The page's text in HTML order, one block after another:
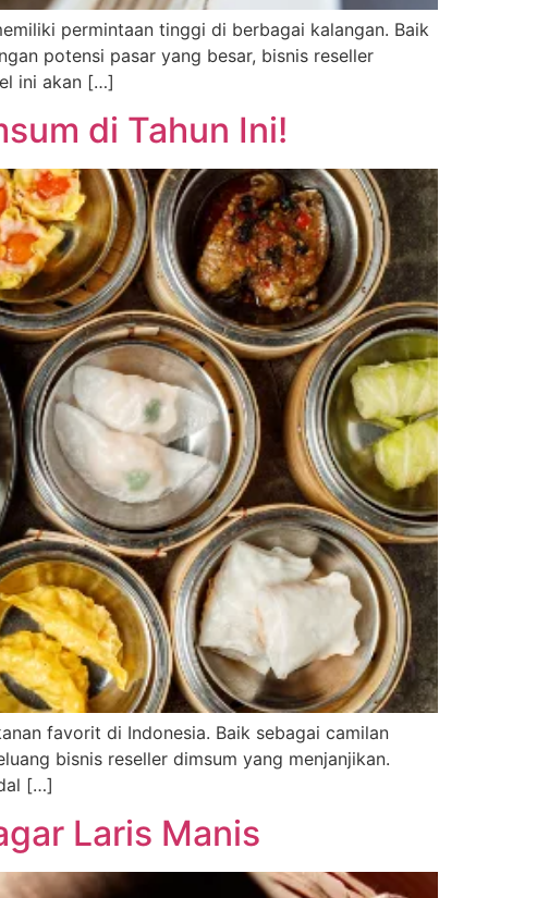
permintaan tinggi di berbagai kalangan. Baik
potensi pasar yang besar, bisnis reseller
ini akan […]
di Tahun Ini!
favorit di Indonesia. Baik sebagai camilan
bisnis reseller dimsum yang menjanjikan.
[…]
Laris Manis